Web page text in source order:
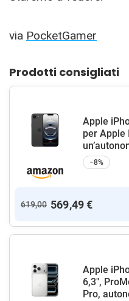
via PocketGamer
Prodotti consigliati
Apple
per Apple
−8%
619,00 569,49 €
Apple
6,3",
Pro,